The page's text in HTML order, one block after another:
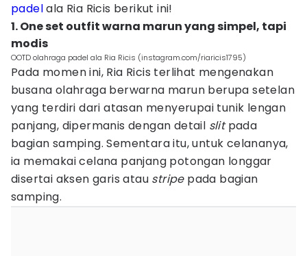
padelala Ria Ricis berikut ini!
1. One set outfit warna marun yang simpel, tapi
modis
OOTD olahraga padel ala Ria Ricis (instagram.com/riaricis1795)
Pada momen ini, Ria Ricis terlihat mengenakan
busana olahraga berwarna marun berupa setelan
yang terdiri dari atasan menyerupai tunik lengan
panjang, dipermanis dengan detail slitpada
bagian samping. Sementara itu, untuk celananya,
ia memakai celana panjang potongan longgar
disertai aksen garis atau stripepada bagian
samping.